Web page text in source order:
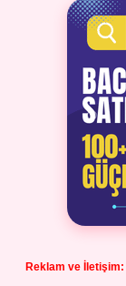
Reklam ve İletişim: